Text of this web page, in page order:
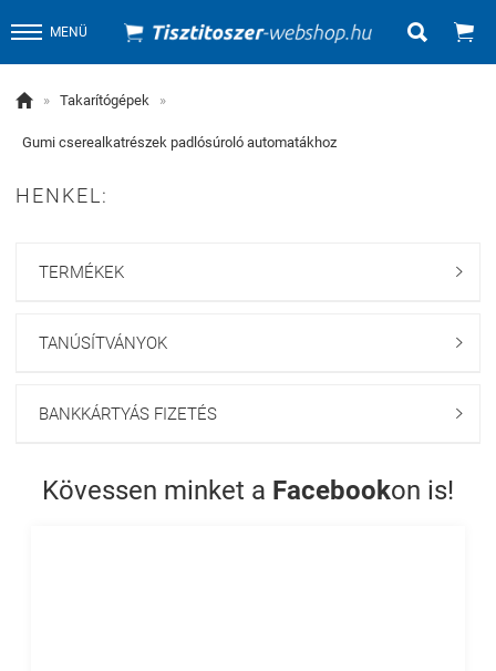
MENÜ  
 » Takarítógépek »
Gumi cserealkatrészek padlósúroló automatákhoz
HENKEL:
TERMÉKEK 
TANÚSÍTVÁNYOK 
BANKKÁRTYÁS FIZETÉS 
Kövessen minket a Facebookon is!